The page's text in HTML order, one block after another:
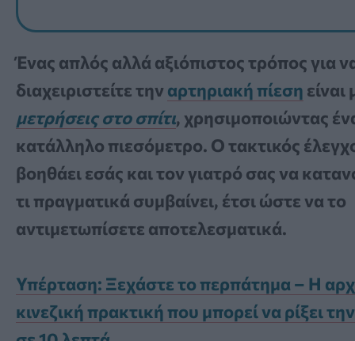
Ένας απλός αλλά αξιόπιστος τρόπος για
διαχειριστείτε την αρτηριακή πίεση είναι
μετρήσεις στο σπίτι, χρησιμοποιώντας
κατάλληλο πιεσόμετρο. Ο τακτικός
βοηθάει εσάς και τον γιατρό σας να
τι πραγματικά συμβαίνει, έτσι ώστε να το
αντιμετωπίσετε αποτελεσματικά.
Υπέρταση: Ξεχάστε το περπάτημα – Η
κινεζική πρακτική που μπορεί να ρίξει